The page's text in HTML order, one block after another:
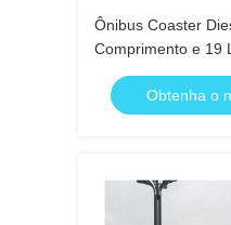
Ônibus Coaster
Comprimento e 19
Condicionado
Obtenha o